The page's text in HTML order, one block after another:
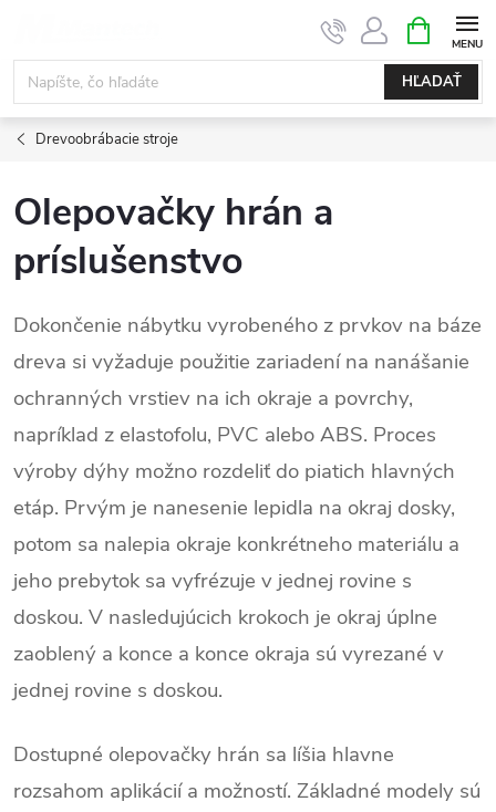
obsah
HĽADAŤ
KOŠÍK
Drevoobrábacie stroje
Olepovačky hrán a
príslušenstvo
Dokončenie nábytku vyrobeného z prvkov na báze
dreva si vyžaduje použitie zariadení na nanášanie
ochranných vrstiev na ich okraje a povrchy,
napríklad z elastofolu, PVC alebo ABS. Proces
výroby dýhy možno rozdeliť do piatich hlavných
etáp. Prvým je nanesenie lepidla na okraj dosky,
potom sa nalepia okraje konkrétneho materiálu a
jeho prebytok sa vyfrézuje v jednej rovine s
doskou. V nasledujúcich krokoch je okraj úplne
zaoblený a konce a konce okraja sú vyrezané v
jednej rovine s doskou.
Dostupné olepovačky hrán sa líšia hlavne
rozsahom aplikácií a možností. Základné modely sú